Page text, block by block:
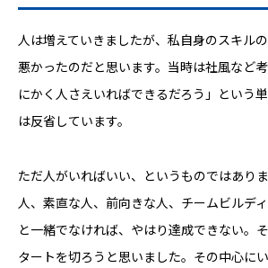
人は増えていきましたが、私自身のスキル
悪かったのだと思います。当時は社風など
にかく人さえいればできるだろう」という
は反省しています。
ただ人がいればいい、というものではあり
人、素直な人、前向きな人、チームビルデ
と一緒でなければ、やはり達成できない。
タートを切ろうと思いました。その中心に